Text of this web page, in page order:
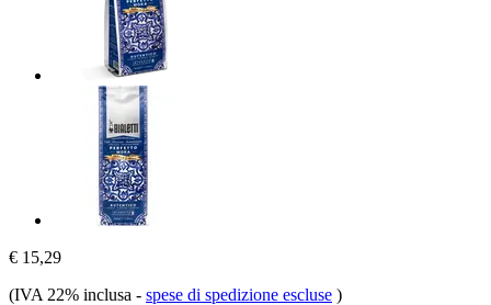
€ 15,29
(IVA 22% inclusa - spese di spedizione escluse )